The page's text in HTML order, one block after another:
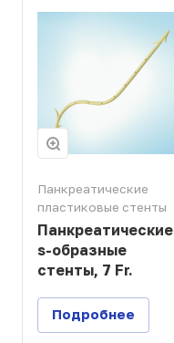
Панкреатические
пластиковые стенты
Панкреатические
s-образные
стенты, 7 Fr.
Подробнее